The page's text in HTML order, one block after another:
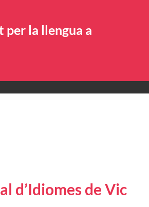
la llengua a
d’Idiomes de Vic